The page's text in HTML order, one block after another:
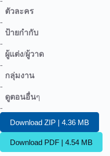
ตัวละคร
-
ป้ายกำกับ
-
ผู้แต่ง/ผู้วาด
-
กลุ่มงาน
-
ดูตอนอื่นๆ
-
Download ZIP | 4.36 MB
Download PDF | 4.54 MB